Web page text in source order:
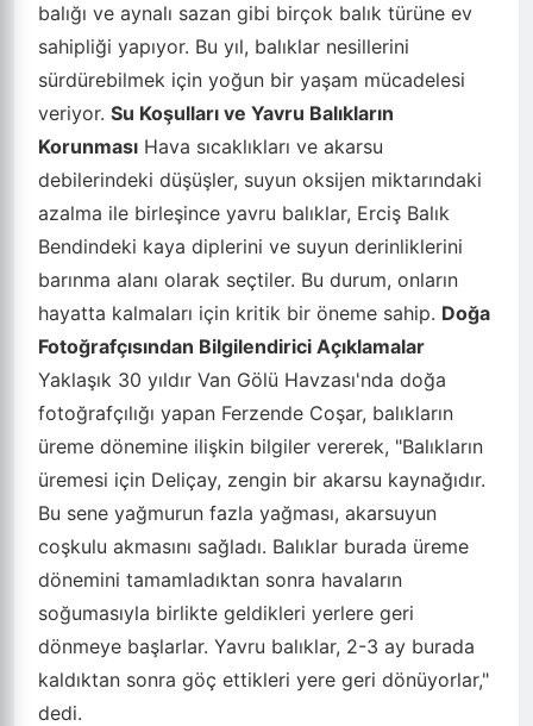
balığı ve aynalı sazan gibi birçok balık türüne ev
sahipliği yapıyor. Bu yıl, balıklar nesillerini
sürdürebilmek için yoğun bir yaşam mücadelesi
veriyor. Su Koşulları ve Yavru Balıkların
Korunması Hava sıcaklıkları ve akarsu
debilerindeki düşüşler, suyun oksijen miktarındaki
azalma ile birleşince yavru balıklar, Erciş Balık
Bendindeki kaya diplerini ve suyun derinliklerini
barınma alanı olarak seçtiler. Bu durum, onların
hayatta kalmaları için kritik bir öneme sahip. Doğa
Fotoğrafçısından Bilgilendirici Açıklamalar
Yaklaşık 30 yıldır Van Gölü Havzası'nda doğa
fotoğrafçılığı yapan Ferzende Coşar, balıkların
üreme dönemine ilişkin bilgiler vererek, "Balıkların
üremesi için Deliçay, zengin bir akarsu kaynağıdır.
Bu sene yağmurun fazla yağması, akarsuyun
coşkulu akmasını sağladı. Balıklar burada üreme
dönemini tamamladıktan sonra havaların
soğumasıyla birlikte geldikleri yerlere geri
dönmeye başlarlar. Yavru balıklar, 2-3 ay burada
kaldıktan sonra göç ettikleri yere geri dönüyorlar,"
dedi.